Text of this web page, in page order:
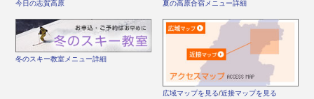
今日の志賀高原 夏の高原合宿メニュー詳細
冬のスキー教室メニュー詳細
広域マップを見る/近接マップを見る